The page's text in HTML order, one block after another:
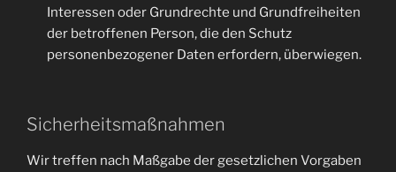
Interessen oder Grundrechte und Grundfreiheiten
der betroffenen Person, die den Schutz
personenbezogener Daten erfordern, überwiegen.
Sicherheitsmaßnahmen
Wir treffen nach Maßgabe der gesetzlichen Vorgaben